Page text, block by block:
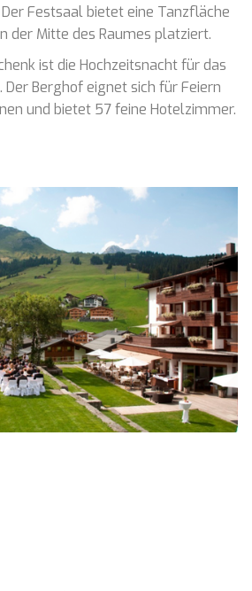
Festsaal bietet eine Tanzfläche
der Mitte des Raumes platziert.
ist die Hochzeitsnacht für das
Berghof eignet sich für Feiern
und bietet 57 feine Hotelzimmer.